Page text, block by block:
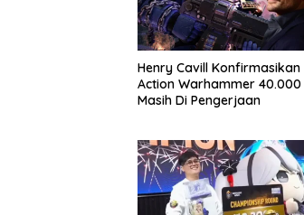
Henry Cavill Konfirmasikan
Action Warhammer 40.000
Masih Di Pengerjaan